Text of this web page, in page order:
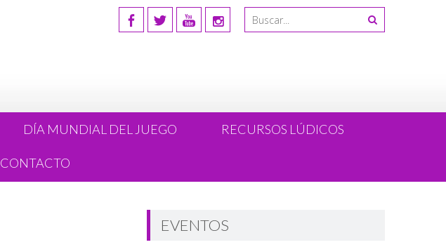
DÍA MUNDIAL DEL JUEGO RECURSOS LÚDICOS
CONTACTO
EVENTOS